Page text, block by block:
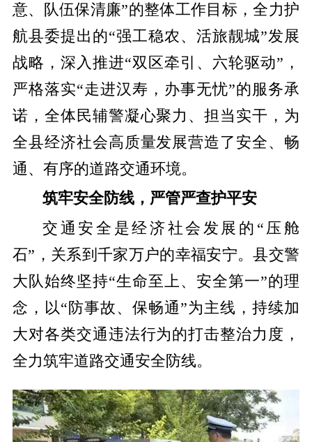
意、队伍保清廉”的整体工作目标，全力护
航县委提出的“强工稳农、活旅靓城”发展
战略，深入推进“双区牵引、六轮驱动”，
严格落实“走进汉寿，办事无忧”的服务承
诺，全体民辅警凝心聚力、担当实干，为
全县经济社会高质量发展营造了安全、畅
通、有序的道路交通环境。
筑牢安全防线，严管严查护平安
交通安全是经济社会发展的“压舱
石”，关系到千家万户的幸福安宁。县交警
大队始终坚持“生命至上、安全第一”的理
念，以“防事故、保畅通”为主线，持续加
大对各类交通违法行为的打击整治力度，
全力筑牢道路交通安全防线。